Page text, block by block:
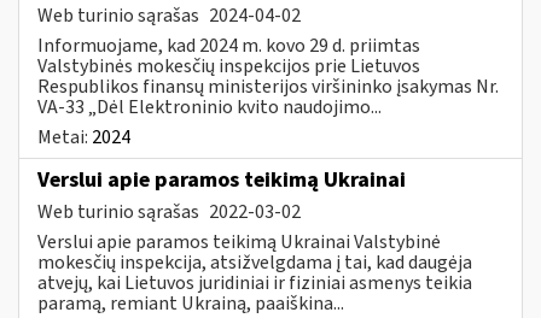
Web turinio sąrašas 2024-04-02
Informuojame, kad 2024 m. kovo 29 d. priimtas
Valstybinės mokesčių inspekcijos prie Lietuvos
Respublikos finansų ministerijos viršininko įsakymas Nr.
VA-33 „Dėl Elektroninio kvito naudojimo...
Metai: 2024
Verslui apie paramos teikimą Ukrainai
Web turinio sąrašas 2022-03-02
Verslui apie paramos teikimą Ukrainai Valstybinė
mokesčių inspekcija, atsižvelgdama į tai, kad daugėja
atvejų, kai Lietuvos juridiniai ir fiziniai asmenys teikia
paramą, remiant Ukrainą, paaiškina...